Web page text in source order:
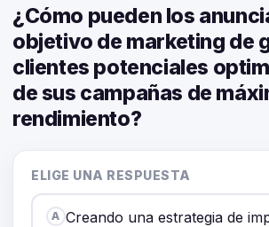
¿Cómo pueden los
objetivo de marketing de
clientes potenciales
de sus campañas de
rendimiento?
ELIGE UNA RESPUESTA
A Creando una estrategia de